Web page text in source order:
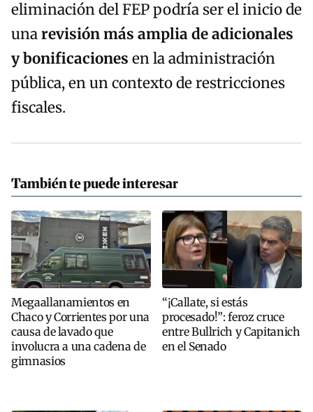
eliminación del FEP podría ser el inicio de
unarevisión más amplia de adicionales
y bonificaciones en la administración
pública, en un contexto de restricciones
fiscales.
También te puede interesar
Megaallanamientos en
Chaco y Corrientes por una
causa de lavado que
involucra a una cadena de
gimnasios
“¡Callate, si estás
procesado!”: feroz cruce
entre Bullrich y Capitanich
en el Senado